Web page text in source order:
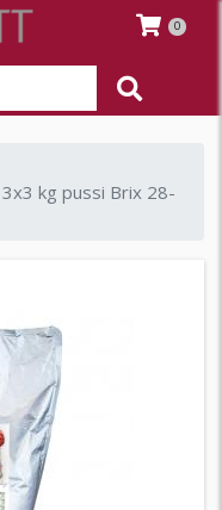
0
kg pussi Brix 28-